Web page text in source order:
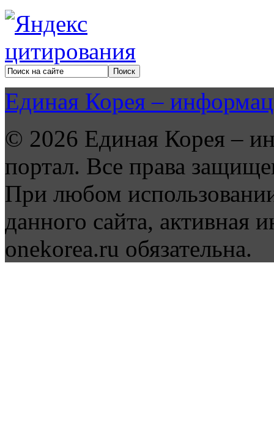
Единая Корея –
© 2026 Единая Корея –
портал. Все права
При любом
данного сайта, активная
onekorea.ru обязательна.